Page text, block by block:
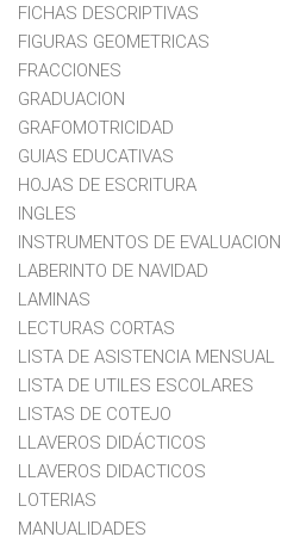
FICHAS DESCRIPTIVAS
FIGURAS GEOMETRICAS
FRACCIONES
GRADUACION
GRAFOMOTRICIDAD
GUIAS EDUCATIVAS
HOJAS DE ESCRITURA
INGLES
INSTRUMENTOS DE EVALUACION
LABERINTO DE NAVIDAD
LAMINAS
LECTURAS CORTAS
LISTA DE ASISTENCIA MENSUAL
LISTA DE UTILES ESCOLARES
LISTAS DE COTEJO
LLAVEROS DIDÁCTICOS
LLAVEROS DIDACTICOS
LOTERIAS
MANUALIDADES